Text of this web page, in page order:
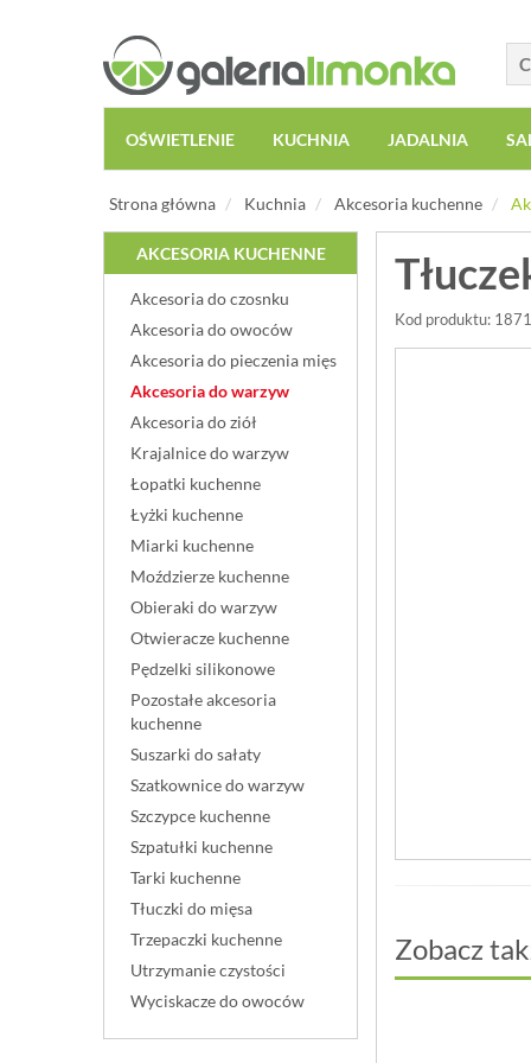
OŚWIETLENIE KUCHNIA JADALNIA
Strona główna Kuchnia Akcesoria kuchenne
AKCESORIA KUCHENNE
Akcesoria do czosnku
Akcesoria do owoców
Akcesoria do pieczenia mięs
Akcesoria do warzyw
Akcesoria do ziół
Krajalnice do warzyw
Łopatki kuchenne
Łyżki kuchenne
Miarki kuchenne
Moździerze kuchenne
Obieraki do warzyw
Otwieracze kuchenne
Pędzelki silikonowe
Pozostałe akcesoria
kuchenne
Suszarki do sałaty
Szatkownice do warzyw
Szczypce kuchenne
Szpatułki kuchenne
Tarki kuchenne
Tłuczki do mięsa
Trzepaczki kuchenne
Utrzymanie czystości
Wyciskacze do owoców
Kod produktu:
Zobacz